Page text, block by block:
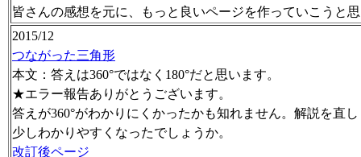
皆さんの感想を元に、もっと良いページを作っていこうと
2015/12
つながった三角形
本文：答えは360°ではなく180°だと思います。
★エラー報告ありがとうございます。
答えが360°がわかりにくかったかも知れません。解説を直
少しわかりやすくなったでしょうか。
改訂後ページ